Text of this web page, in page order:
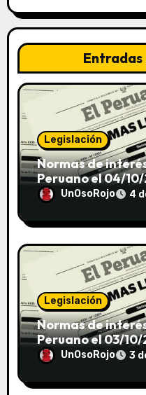
Legislación
Normas de
Peruano el 04/
UnOsoRojo 4
Legislación
Normas de
Peruano el 03/
UnOsoRojo 3